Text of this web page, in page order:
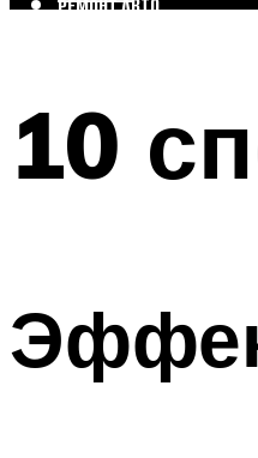
РЕМОНТ АВТО
Меню
10